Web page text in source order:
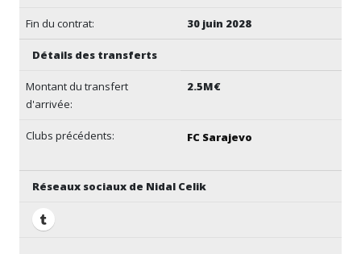
Fin du contrat: 30 juin 2028
Détails des transferts
Montant du transfert
d'arrivée:
2.5M€
Clubs précédents: FC Sarajevo
Réseaux sociaux de Nidal Celik